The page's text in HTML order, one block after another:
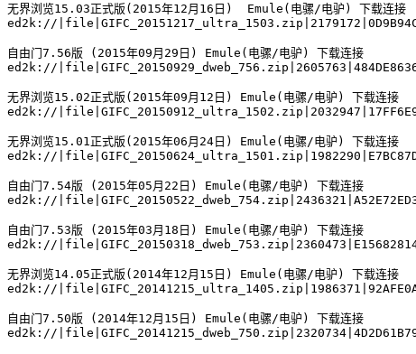
无界浏览15.03正式版(2015年12月16日)  Emule(电骡/电驴) 下载连接
ed2k://
自由门7.56版 (2015年09月29日) Emule(电骡/电驴) 下载连接
ed2k://
无界浏览15.02正式版(2015年09月12日) Emule(电骡/电驴) 下载连接
ed2k://
无界浏览15.01正式版(2015年06月24日) Emule(电骡/电驴) 下载连接
ed2k://
自由门7.54版 (2015年05月22日) Emule(电骡/电驴) 下载连接
ed2k://
自由门7.53版 (2015年03月18日) Emule(电骡/电驴) 下载连接
ed2k://
无界浏览14.05正式版(2014年12月15日) Emule(电骡/电驴) 下载连接
ed2k://
自由门7.50版 (2014年12月15日) Emule(电骡/电驴) 下载连接
ed2k://